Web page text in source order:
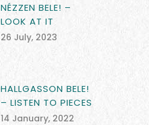
NÉZZEN BELE! –
LOOK AT IT
26 July, 2023
HALLGASSON BELE!
– LISTEN TO PIECES
14 January, 2022